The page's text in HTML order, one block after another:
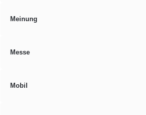
Meinung
Messe
Mobil